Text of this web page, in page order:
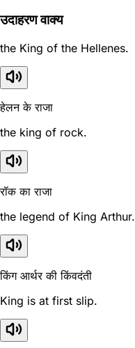
उदाहरण वाक्य
the King of the Hellenes.
हेलन के राजा
the king of rock.
रॉक का राजा
the legend of King Arthur.
किंग आर्थर की किंवदंती
King is at first slip.